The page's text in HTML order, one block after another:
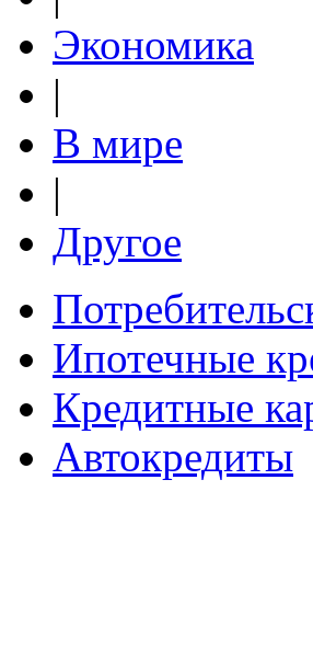
Экономика
|
В мире
|
Другое
Ипотечные
Кредитные
Автокредиты